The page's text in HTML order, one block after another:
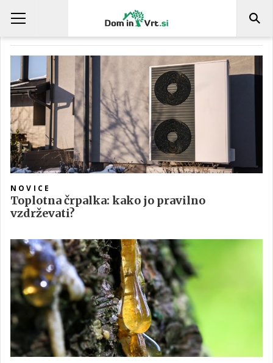
LED
NOVICE
Toplotna črpalka: kako jo pravilno
vzdrževati?